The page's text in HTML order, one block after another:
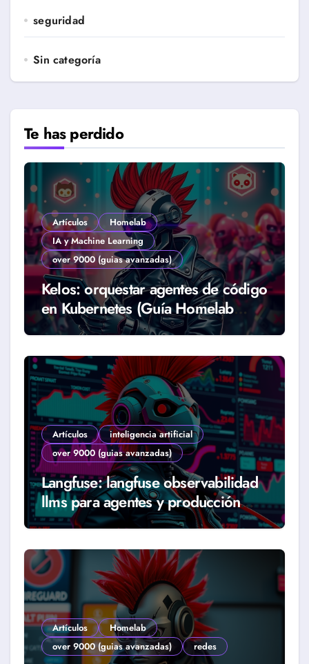
seguridad
Sin categoría
Te has perdido
Artículos
Homelab
IA y Machine Learning
over 9000 (guias avanzadas)
Kelos: orquestar agentes de código
en Kubernetes (Guía Homelab
2026)
Artículos
inteligencia artificial
over 9000 (guias avanzadas)
Langfuse: langfuse observabilidad
llms para agentes y producción
real (Guía 2026)
Artículos
Homelab
over 9000 (guias avanzadas)
redes